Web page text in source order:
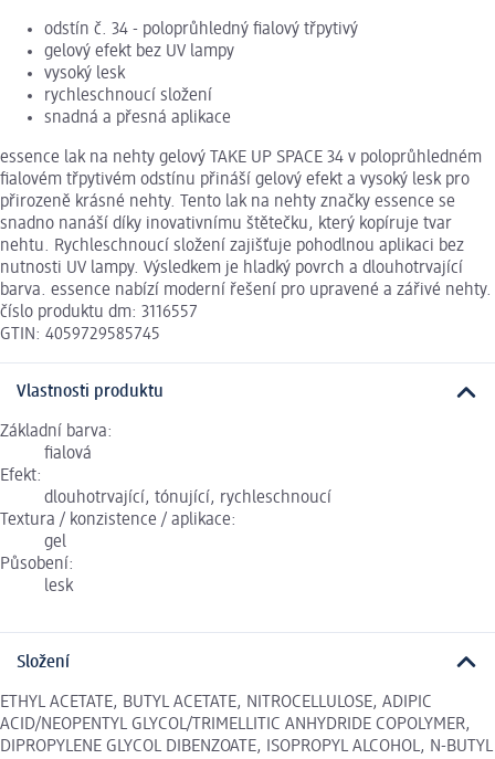
odstín č. 34 - poloprůhledný fialový třpytivý
gelový efekt bez UV lampy
vysoký lesk
rychleschnoucí složení
snadná a přesná aplikace
essence lak na nehty gelový TAKE UP SPACE 34 v poloprůhledném
fialovém třpytivém odstínu přináší gelový efekt a vysoký lesk pro
přirozeně krásné nehty. Tento lak na nehty značky essence se
snadno nanáší díky inovativnímu štětečku, který kopíruje tvar
nehtu. Rychleschnoucí složení zajišťuje pohodlnou aplikaci bez
nutnosti UV lampy. Výsledkem je hladký povrch a dlouhotrvající
barva. essence nabízí moderní řešení pro upravené a zářivé nehty.
číslo produktu dm: 3116557
GTIN: 4059729585745
Vlastnosti produktu
Základní barva:
fialová
Efekt:
dlouhotrvající, tónující, rychleschnoucí
Textura / konzistence / aplikace:
gel
Působení:
lesk
Složení
ETHYL ACETATE, BUTYL ACETATE, NITROCELLULOSE, ADIPIC
ACID/NEOPENTYL GLYCOL/TRIMELLITIC ANHYDRIDE COPOLYMER,
DIPROPYLENE GLYCOL DIBENZOATE, ISOPROPYL ALCOHOL, N-BUTYL